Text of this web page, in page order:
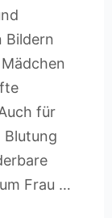
Bildern
für
Blutung
Frau …